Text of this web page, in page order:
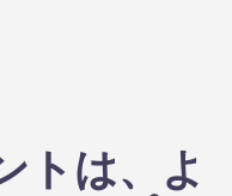
トは、よ